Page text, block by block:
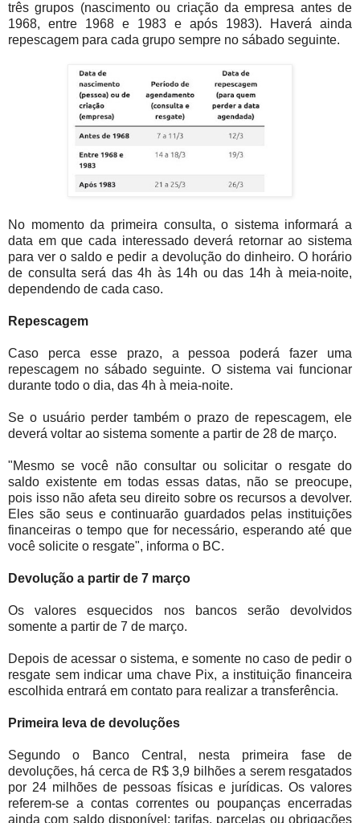
três grupos (nascimento ou criação da empresa antes de
1968, entre 1968 e 1983 e após 1983). Haverá ainda
repescagem para cada grupo sempre no sábado seguinte.
No momento da primeira consulta, o sistema informará a
data em que cada interessado deverá retornar ao sistema
para ver o saldo e pedir a devolução do dinheiro. O horário
de consulta será das 4h às 14h ou das 14h à meia-noite,
dependendo de cada caso.
Repescagem
Caso perca esse prazo, a pessoa poderá fazer uma
repescagem no sábado seguinte. O sistema vai funcionar
durante todo o dia, das 4h à meia-noite.
Se o usuário perder também o prazo de repescagem, ele
deverá voltar ao sistema somente a partir de 28 de março.
"Mesmo se você não consultar ou solicitar o resgate do
saldo existente em todas essas datas, não se preocupe,
pois isso não afeta seu direito sobre os recursos a devolver.
Eles são seus e continuarão guardados pelas instituições
financeiras o tempo que for necessário, esperando até que
você solicite o resgate", informa o BC.
Devolução a partir de 7 março
Os valores esquecidos nos bancos serão devolvidos
somente a partir de 7 de março.
Depois de acessar o sistema, e somente no caso de pedir o
resgate sem indicar uma chave Pix, a instituição financeira
escolhida entrará em contato para realizar a transferência.
Primeira leva de devoluções
Segundo o Banco Central, nesta primeira fase de
devoluções, há cerca de R$ 3,9 bilhões a serem resgatados
por 24 milhões de pessoas físicas e jurídicas. Os valores
referem-se a contas correntes ou poupanças encerradas
ainda com saldo disponível; tarifas, parcelas ou obrigações